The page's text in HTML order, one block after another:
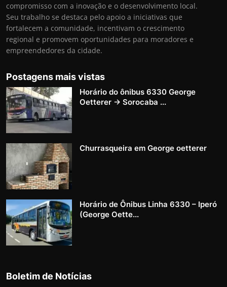
compromisso com a inovação e o desenvolvimento local.
Seu trabalho se destaca pelo apoio a iniciativas que
fortalecem a comunidade, incentivam o crescimento
regional e promovem oportunidades para moradores e
empreendedores da cidade.
Postagens mais vistas
Horário do ônibus 6330 George
Oetterer → Sorocaba ...
Churrasqueira em George oetterer
Horário de Ônibus Linha 6330 – Iperó
(George Oette...
Boletim de Notícias